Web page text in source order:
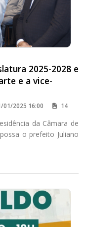
2025-2028 e
e a vice-
01/2025 16:00 14
da Câmara de
o prefeito Juliano